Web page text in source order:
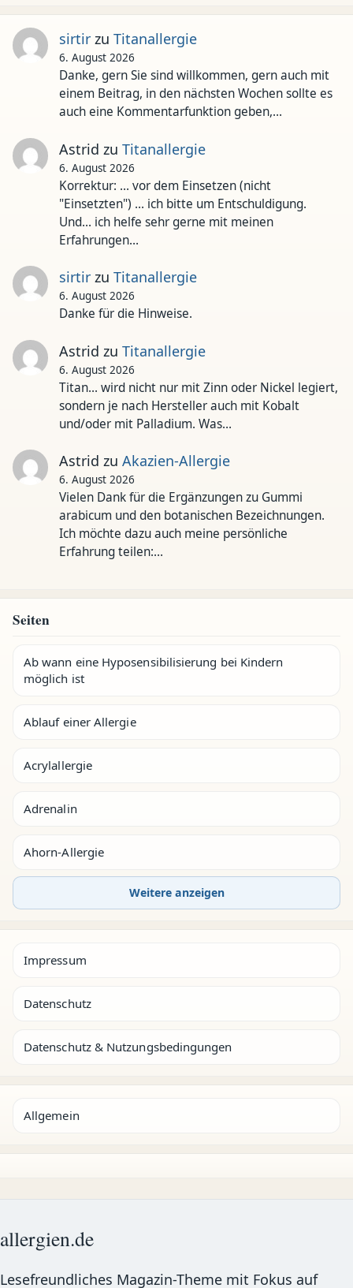
sirtirzu Titanallergie
6. August 2026
Danke, gern Sie sind willkommen, gern auch mit
einem Beitrag, in den nächsten Wochen sollte es
auch eine Kommentarfunktion geben,…
Astrid zu Titanallergie
6. August 2026
Korrektur: ... vor dem Einsetzen (nicht
"Einsetzten") ... ich bitte um Entschuldigung.
Und... ich helfe sehr gerne mit meinen
Erfahrungen…
sirtirzu Titanallergie
6. August 2026
Danke für die Hinweise.
Astrid zu Titanallergie
6. August 2026
Titan... wird nicht nur mit Zinn oder Nickel legiert,
sondern je nach Hersteller auch mit Kobalt
und/oder mit Palladium. Was…
Astrid zu Akazien-Allergie
6. August 2026
Vielen Dank für die Ergänzungen zu Gummi
arabicum und den botanischen Bezeichnungen.
Ich möchte dazu auch meine persönliche
Erfahrung teilen:…
Seiten
Ab wann eine Hyposensibilisierung bei Kindern
möglich ist
Ablauf einer Allergie
Acrylallergie
Adrenalin
Ahorn-Allergie
Weitere anzeigen
Impressum
Datenschutz
Datenschutz & Nutzungsbedingungen
Allgemein
allergien.de
Lesefreundliches Magazin-Theme mit Fokus auf